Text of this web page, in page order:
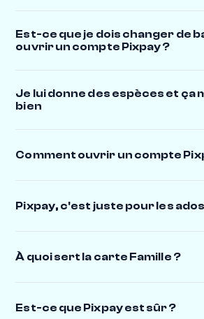
Est-ce que je dois changer de
ouvrir un compte Pixpay ?
Je lui donne des espèces et ça
bien
Comment ouvrir un compte
Pixpay, c'est juste pour les
À quoi sert la carte Famille ?
Est-ce que Pixpay est sûr ?